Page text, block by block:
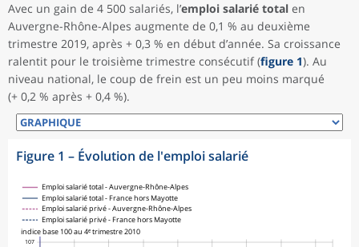
Avec un gain de 4 500 salariés, l’emploi salarié total en
Auvergne-Rhône-Alpes augmente de 0,1 % au deuxième
trimestre 2019, après + 0,3 % en début d’année. Sa croissance
ralentit pour le troisième trimestre consécutif (figure 1). Au
niveau national, le coup de frein est un peu moins marqué
(+ 0,2 % après + 0,4 %).
Figure 1 – Évolution de l'emploi salarié
107
indice base 100 au 4ᵉ trimestre 2010
Emploi salarié total - Auvergne-Rhône-Alpes
Emploi salarié total - France hors Mayotte
Emploi salarié privé - Auvergne-Rhône-Alpes
Emploi salarié privé - France hors Mayotte